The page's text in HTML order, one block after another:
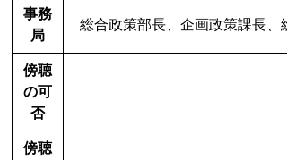
事務
局
総合政策部長、企画政策課長、
傍聴
の可
否
傍聴